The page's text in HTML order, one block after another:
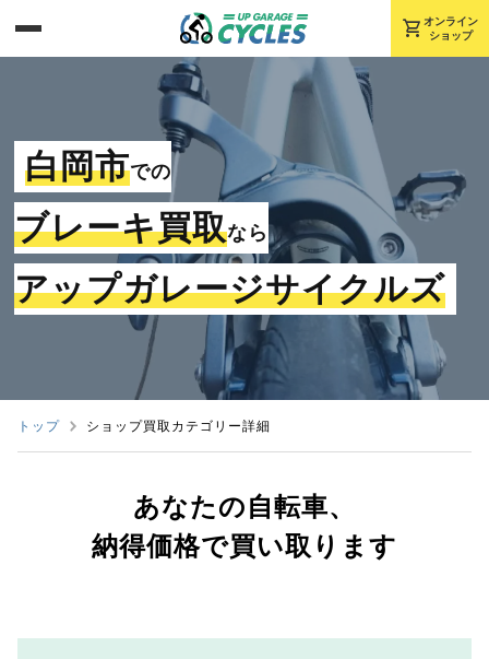
shopping_cart オンライン
ショップ
白岡市での
ブレーキ買取なら
アップガレージサイクルズ
トップ ショップ買取カテゴリー詳細
あなたの自転車、
納得価格で買い取ります